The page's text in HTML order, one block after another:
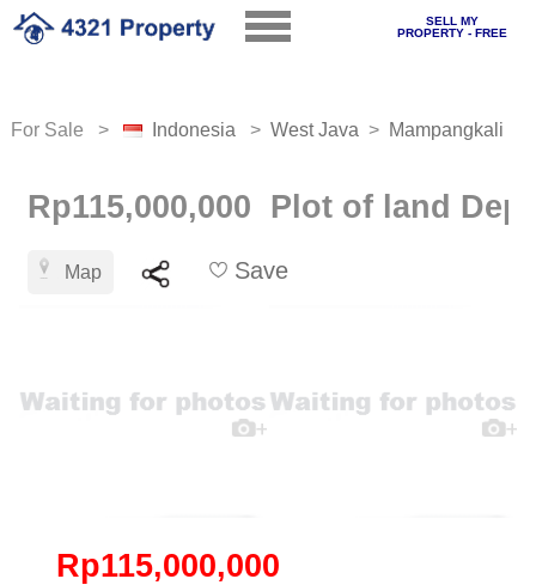
SELL MY
PROPERTY - FREE
For Sale > Indonesia > West Java > Mampangkali
Rp115,000,000 Plot of land
Map Save
Rp115,000,000